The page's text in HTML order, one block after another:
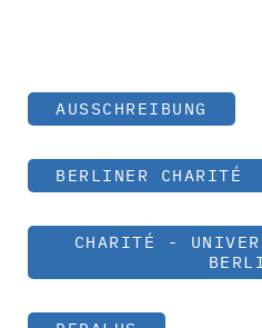
AUSSCHREIBUNG
BERLINER CHARITÉ
CHARITÉ -